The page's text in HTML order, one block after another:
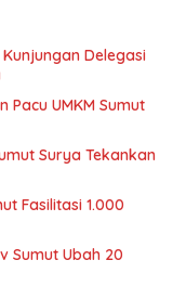
Delegasi
UMKM Sumut
Surya Tekankan
Fasilitasi 1.000
Sumut Ubah 20